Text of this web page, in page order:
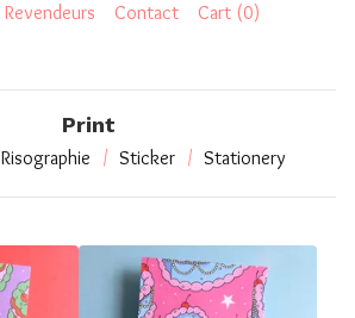
Revendeurs Contact Cart (0)
Print
Risographie Sticker Stationery